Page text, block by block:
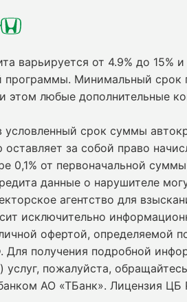
варьируется от 4.9% до 15%
Минимальный срок
этом любые дополнительные
условленный срок суммы
оставляет за собой право
0,1% от первоначальной
данные о нарушителе
агентство для
исключительно
офертой, определяемой
Для получения подробной
услуг, пожалуйста,
АО «ТБанк». Лицензия ЦБ